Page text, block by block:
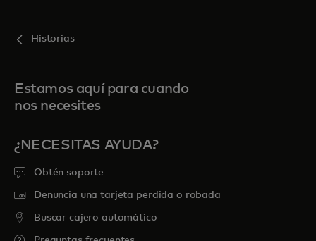
Historias
Estamos aquí para cuando
nos necesites
¿NECESITAS AYUDA?
Obtén soporte
Denuncia una tarjeta perdida o robada
Buscar cajero automático